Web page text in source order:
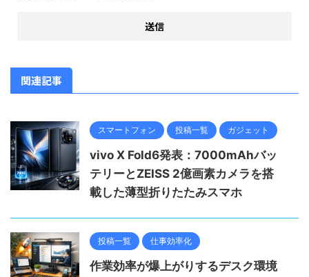
関連記事
スマートフォン 投稿一覧 ガジェット
vivo X Fold6発表：7000mAhバッ
テリーとZEISS 2億画素カメラを搭
載した薄型折りたたみスマホ
投稿一覧 仕事効率化
作業効率が爆上がりするデスク環境